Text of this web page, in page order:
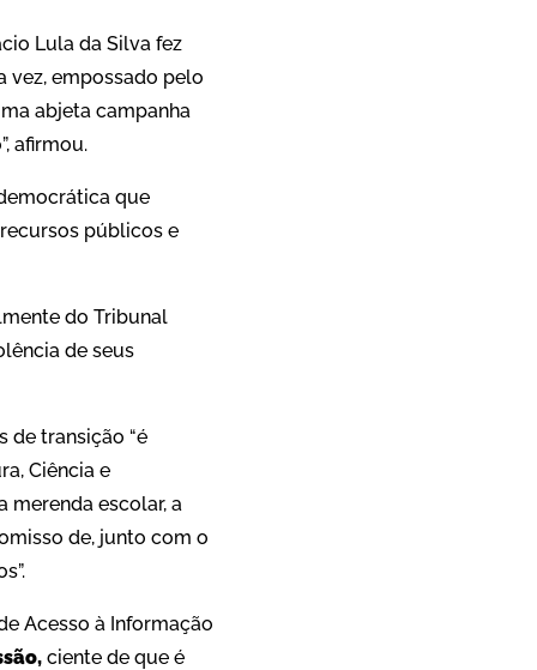
Lula da Silva fez
vez, empossado pelo
abjeta campanha
afirmou.
que
públicos e
do Tribunal
de seus
de transição “é
Ciência e
merenda escolar, a
de, junto com o
Acesso à Informação
ciente de que é